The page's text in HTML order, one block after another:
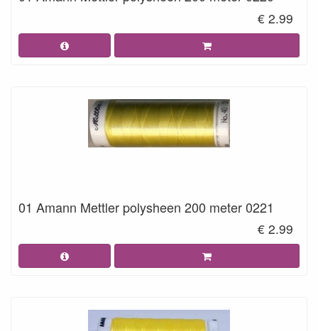
€ 2.99
01 Amann Mettler polysheen 200 meter 0221
€ 2.99